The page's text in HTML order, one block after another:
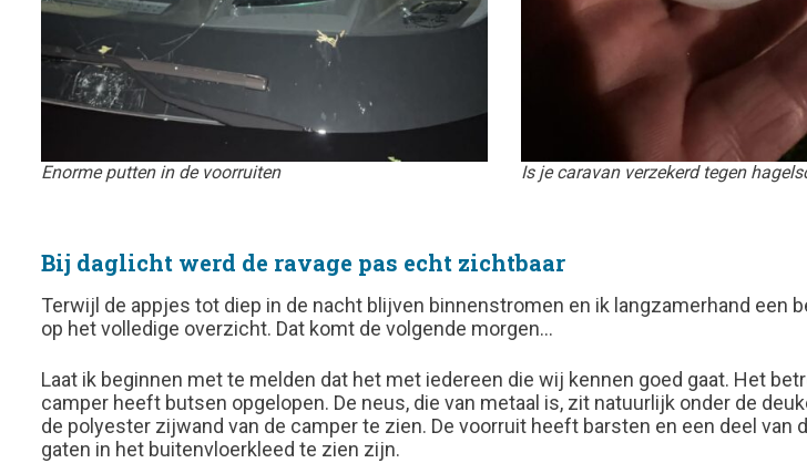
Enorme putten in de voorruiten Is je caravan verzekerd tegen
Bij daglicht werd de ravage pas echt zichtbaar
Terwijl de appjes tot diep in de nacht blijven binnenstromen en ik langzamerhand een
op het volledige overzicht. Dat komt de volgende morgen…
Laat ik beginnen met te melden dat het met iedereen die wij kennen goed gaat. Het
camper heeft butsen opgelopen. De neus, die van metaal is, zit natuurlijk onder de
de polyester zijwand van de camper te zien. De voorruit heeft barsten en een deel
gaten in het buitenvloerkleed te zien zijn.